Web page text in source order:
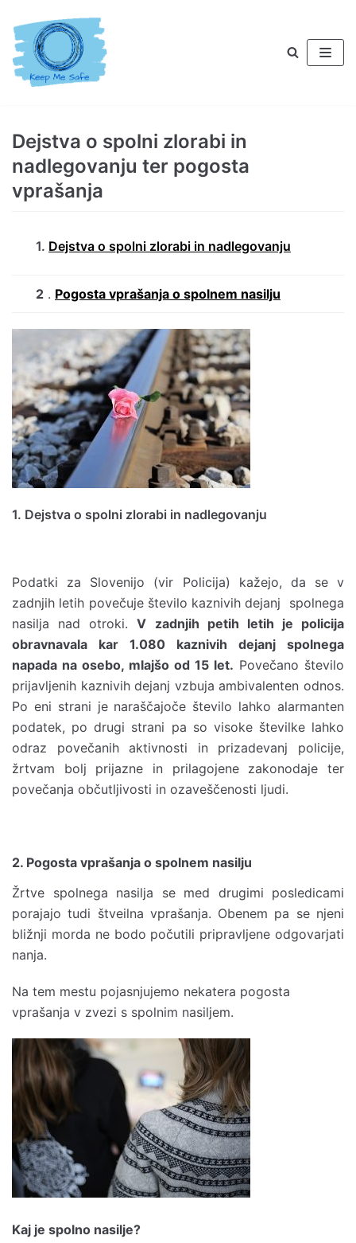
Preskoči
na
vsebino
Dejstva o spolni zlorabi in
nadlegovanju ter pogosta
vprašanja
1. Dejstva o spolni zlorabi in nadlegovanju
2 . Pogosta vprašanja o spolnem nasilju
1. Dejstva o spolni zlorabi in nadlegovanju
Podatki za Slovenijo (vir Policija) kažejo, da se v
zadnjih letih povečuje število kaznivih dejanj spolnega
nasilja nad otroki.V zadnjih petih letih je policija
obravnavala kar 1.080 kaznivih dejanj spolnega
napada na osebo, mlajšo od 15 let. Povečano število
prijavljenih kaznivih dejanj vzbuja ambivalenten odnos.
Po eni strani je naraščajoče število lahko alarmanten
podatek, po drugi strani pa so visoke številke lahko
odraz povečanih aktivnosti in prizadevanj policije,
žrtvam bolj prijazne in prilagojene zakonodaje ter
povečanja občutljivosti in ozaveščenosti ljudi.
2. Pogosta vprašanja o spolnem nasilju
Žrtve spolnega nasilja se med drugimi posledicami
porajajo tudi štveilna vprašanja. Obenem pa se njeni
bližnji morda ne bodo počutili pripravljene odgovarjati
nanja.
Na tem mestu pojasnjujemo nekatera pogosta
vprašanja v zvezi s spolnim nasiljem.
Kaj je spolno nasilje?